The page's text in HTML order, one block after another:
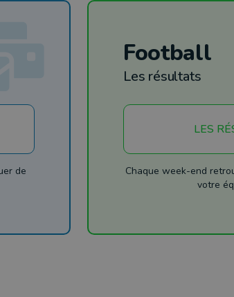
de
Football
Les résultats
LES
Chaque week-end
votre